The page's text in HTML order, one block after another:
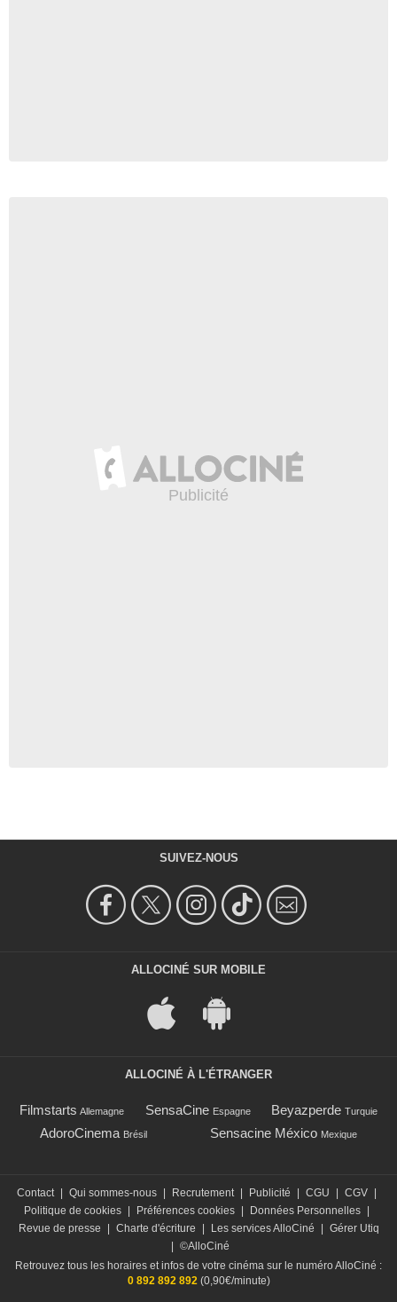
SUIVEZ-NOUS
ALLOCINÉ SUR MOBILE
ALLOCINÉ À L'ÉTRANGER
Filmstarts Allemagne SensaCine Espagne Beyazperde Turquie
AdoroCinema Brésil Sensacine México Mexique
Contact Qui sommes-nous Recrutement Publicité CGU CGV
Politique de cookies
Préférences cookies Données Personnelles
Revue de presse
Charte d'écriture Les services AlloCiné
Gérer Utiq
©AlloCiné
Retrouvez tous les horaires et infos de votre cinéma sur le numéro AlloCiné :
0 892 892 892(0,90€/minute)